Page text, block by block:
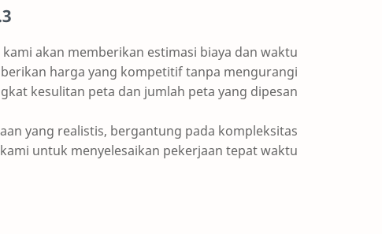
3. Estimasi Biaya dan Waktu Pengerjaan
akan memberikan estimasi biaya dan waktu
harga yang kompetitif tanpa mengurangi
kesulitan peta dan jumlah peta yang dipesan.
yang realistis, bergantung pada kompleksitas
untuk menyelesaikan pekerjaan tepat waktu.